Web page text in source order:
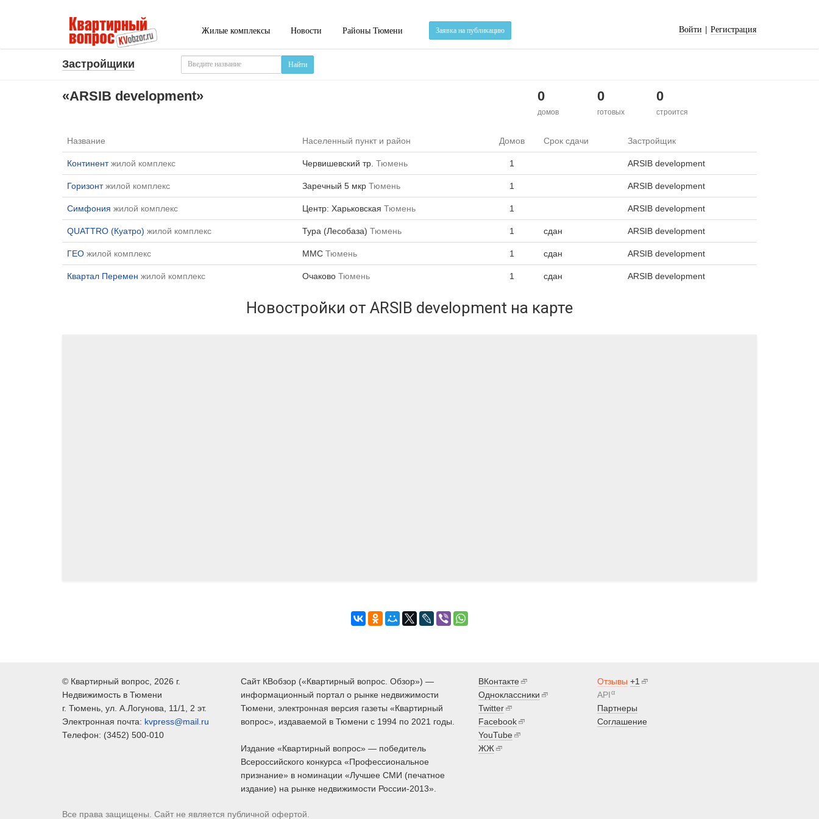
Жилые комплексы Новости Районы Тюмени Заявка на публикацию Войти | Регистрация
Застройщики Найти
«ARSIB development» 0
домов
0
готовых
0
строится
Название Населенный пункт и район Домов Срок сдачи Застройщик
Континент жилой комплекс Червишевский тр. Тюмень 1 ARSIB development
Горизонт жилой комплекс Заречный 5 мкр Тюмень 1 ARSIB development
Симфония жилой комплекс Центр: Харьковская Тюмень 1 ARSIB development
QUATTRO (Куатро) жилой комплекс Тура (Лесобаза) Тюмень 1 сдан ARSIB development
ГЕО жилой комплекс ММС Тюмень 1 сдан ARSIB development
Квартал Перемен жилой комплекс Очаково Тюмень 1 сдан ARSIB development
Новостройки от ARSIB development на карте
© Квартирный вопрос , 2026 г.
Недвижимость в Тюмени
г. Тюмень , ул. А.Логунова, 11/1, 2 эт.
Электронная почта: kvpress@mail.ru
Телефон: (3452) 500-010
Сайт КВобзор («Квартирный вопрос. Обзор») —
информационный портал о рынке недвижимости
Тюмени, электронная версия газеты «Квартирный
вопрос», издаваемой в Тюмени с 1994 по 2021 годы.
Издание «Квартирный вопрос» — победитель
Всероссийского конкурса «Профессиональное
признание» в номинации «Лучшее СМИ (печатное
издание) на рынке недвижимости России-2013».
ВКонтакте
Одноклассники
Twitter
Facebook
YouTube
ЖЖ
Отзывы +1
APIα
Партнеры
Соглашение
Все права защищены. Сайт не является публичной офертой.